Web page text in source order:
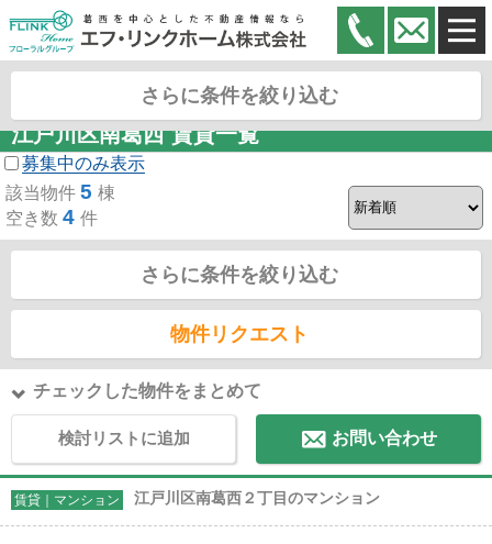
F・リンクホーム株式会社
江戸川区南葛西 賃貸一覧
募集中のみ表示
該当物件 5 棟
空き数 4 件
さらに条件を絞り込む
物件リクエスト
チェックした物件をまとめて
検討リストに追加 お問い合わせ
賃貸｜マンション 江戸川区南葛西２丁目のマンション
さらに条件を絞り込む